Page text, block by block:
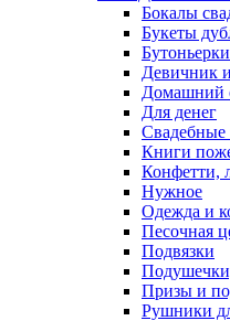
Бокалы
Букеты
Девичник
Домашний
Для денег
Свадебные
Книги
Конфетти,
Нужное
Одежда и
Песочная
Подвязки
Призы и
Рушники